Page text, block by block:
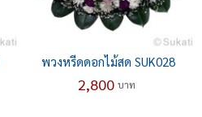
พวงหรีดดอกไม้สด SUK028
2,800 บาท